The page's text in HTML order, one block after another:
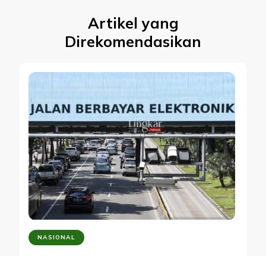
Artikel yang
Direkomendasikan
NASIONAL